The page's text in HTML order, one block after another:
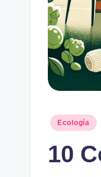
Posted
Ecología
10